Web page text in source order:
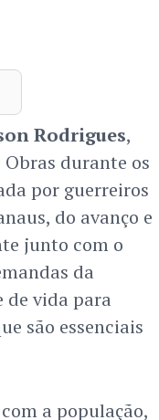
Rodrigues,
durante os
por guerreiros
do avanço e
junto com o
da
de vida para
são essenciais
a população,